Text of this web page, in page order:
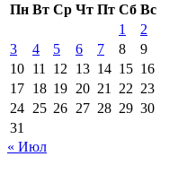
Пн Вт Ср Чт Пт Сб Вс
1
2
3
4 5 6 7 8
9
10 11 12 13 14 15 16
17 18 19 20 21 22 23
24 25 26 27 28 29 30
31
« Июл